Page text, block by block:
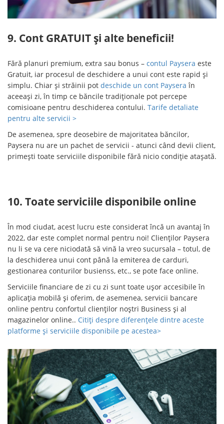
9. Cont GRATUIT și alte beneficii!
Fără planuri premium, extra sau bonus – contul Paysera este
Gratuit, iar procesul de deschidere a unui cont este rapid și
simplu. Chiar și străinii pot deschide un cont Paysera în
aceeași zi, în timp ce băncile tradiționale pot percepe
comisioane pentru deschiderea contului. Tarife detaliate
pentru alte servicii >
De asemenea, spre deosebire de majoritatea băncilor,
Paysera nu are un pachet de servicii - atunci când devii client,
primești toate serviciile disponibile fără nicio condiție atașată.
10. Toate serviciile disponibile online
În mod ciudat, acest lucru este considerat încă un avantaj în
2022, dar este complet normal pentru noi! Clienților Paysera
nu li se va cere niciodată să vină la vreo sucursala – totul, de
la deschiderea unui cont până la emiterea de carduri,
gestionarea conturilor busienss, etc., se pote face online.
Serviciile financiare de zi cu zi sunt toate ușor accesibile în
aplicația mobilă și oferim, de asemenea, servicii bancare
online pentru confortul clienților noștri Business și al
magazinelor online.. Citiți despre diferențele dintre aceste
platforme și serviciile disponibile pe acestea>